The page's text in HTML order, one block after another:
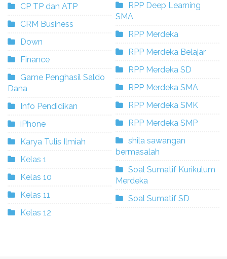
CP TP dan ATP
CRM Business
Down
Finance
Game Penghasil Saldo
Dana
Info Pendidikan
iPhone
Karya Tulis Ilmiah
Kelas 1
Kelas 10
Kelas 11
Kelas 12
RPP Deep Learning
SMA
RPP Merdeka
RPP Merdeka Belajar
RPP Merdeka SD
RPP Merdeka SMA
RPP Merdeka SMK
RPP Merdeka SMP
shila sawangan
bermasalah
Soal Sumatif Kurikulum
Merdeka
Soal Sumatif SD